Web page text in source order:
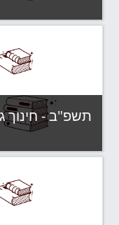
תשפ"ב -
תשפ"ב - חינוך
תשפ"ב -